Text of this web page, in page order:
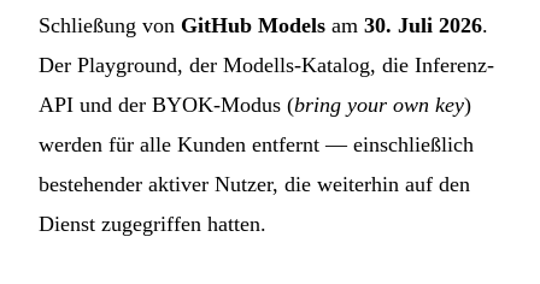
Schließung von GitHub Models am 30. Juli 2026.
Der Playground, der Modells-Katalog, die Inferenz-
API und der BYOK-Modus (bring your own key)
werden für alle Kunden entfernt — einschließlich
bestehender aktiver Nutzer, die weiterhin auf den
Dienst zugegriffen hatten.